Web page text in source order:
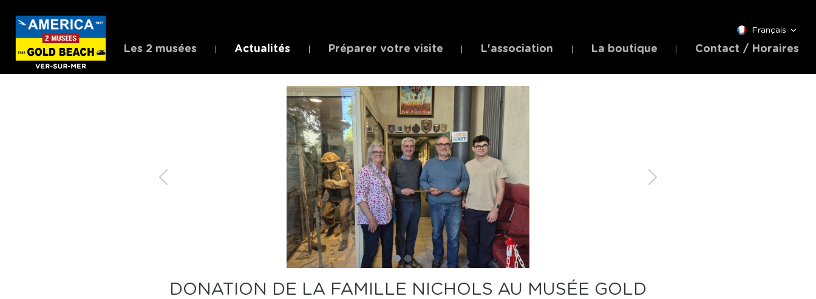
Français
Les 2 musées Actualités Préparer votre visite L'association La boutique Contact / Horaires
Précédent Suivant
DONATION DE LA FAMILLE NICHOLS AU MUSÉE GOLD